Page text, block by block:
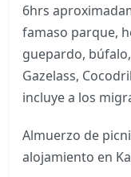
6hrs
famaso parque,
guepardo,
Gazelass,
incluye a los
Almuerzo de
alojamiento en